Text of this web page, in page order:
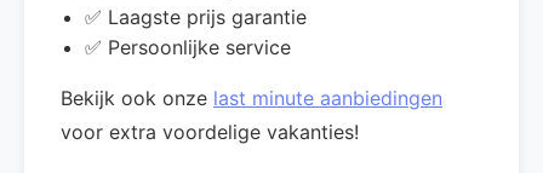
✅ Laagste prijs garantie
✅ Persoonlijke service
Bekijk ook onze last minute aanbiedingen
voor extra voordelige vakanties!